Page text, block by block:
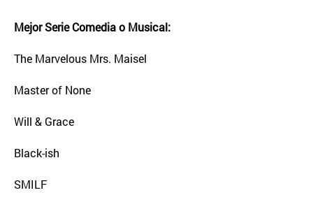
Mejor Serie Comedia o Musical:
The Marvelous Mrs. Maisel
Master of None
Will & Grace
Black-ish
SMILF